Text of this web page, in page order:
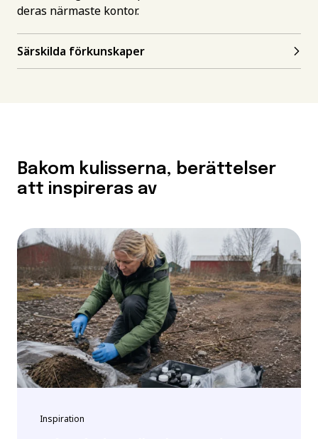
deras närmaste kontor.
Särskilda förkunskaper
Bakom kulisserna, berättelser
att inspireras av
Inspiration